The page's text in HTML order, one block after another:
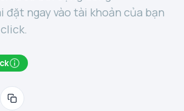
đặt ngay vào tài khoản của bạn